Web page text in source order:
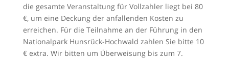
die gesamte Veranstaltung für Vollzahler liegt bei 80
€, um eine Deckung der anfallenden Kosten zu
erreichen. Für die Teilnahme an der Führung in den
Nationalpark Hunsrück-Hochwald zahlen Sie bitte 10
€ extra. Wir bitten um Überweisung bis zum 7.